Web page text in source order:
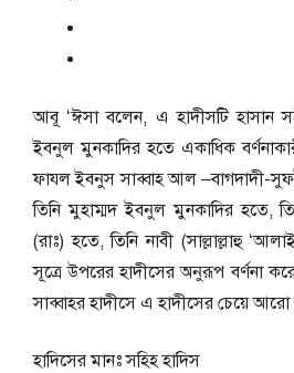
আবূ ‘ঈসা বলেন, এ হাদীসটি হাসান
ইবনুল মুনকাদির হতে একাধিক
ফাযল ইবনুস সাব্বাহ আল –বাগদাদী-
তিনি মুহাম্মদ ইবনুল মুনকাদির হতে,
(রাঃ) হতে, তিনি নাবী (সাল্লাল্লাহু
সূত্রে উপরের হাদীসের অনুরূপ বর্ণনা
সাব্বাহর হাদীসে এ হাদীসের চেয়ে আরো
হাদিসের মানঃসহিহ হাদিস